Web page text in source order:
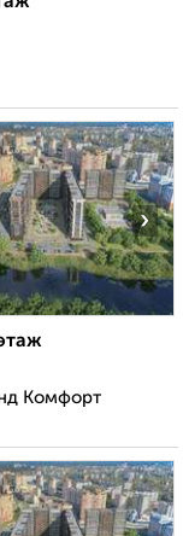
›
Комфорт